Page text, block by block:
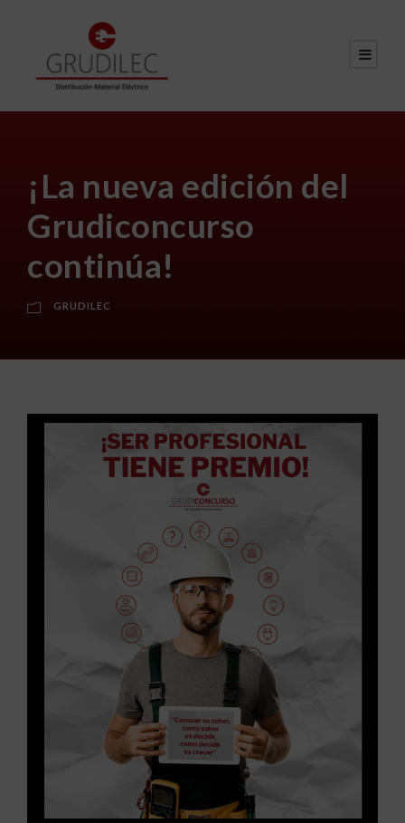
¡La nueva edición del
Grudiconcurso
continúa!
GRUDILEC